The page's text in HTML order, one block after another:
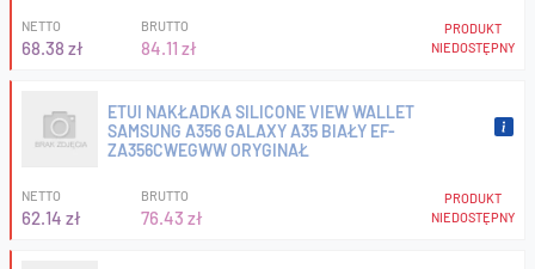
NETTO
68.38 zł
BRUTTO
84.11 zł
PRODUKT
NIEDOSTĘPNY
ETUI NAKŁADKA SILICONE VIEW WALLET
SAMSUNG A356 GALAXY A35 BIAŁY EF-
ZA356CWEGWW ORYGINAŁ
NETTO
62.14 zł
BRUTTO
76.43 zł
PRODUKT
NIEDOSTĘPNY